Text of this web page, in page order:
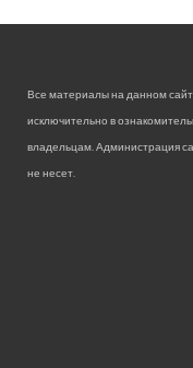
Все материалы на данном
исключительно в
владельцам. Администрация
не несет.